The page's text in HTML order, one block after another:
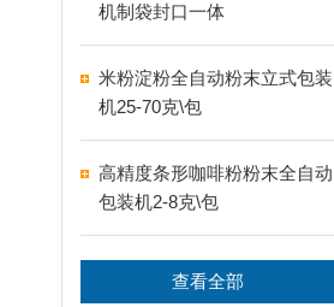
机制袋封口一体
米粉淀粉全自动粉末立式包装
机25-70克\包
高精度条形咖啡粉粉末全自动
包装机2-8克\包
查看全部